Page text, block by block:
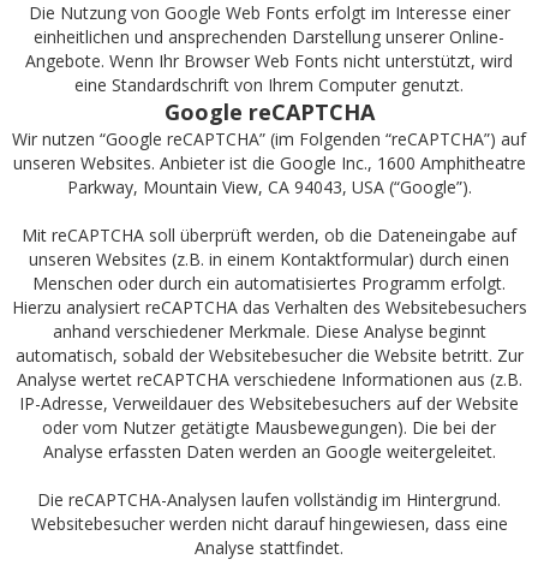
Die Nutzung von Google Web Fonts erfolgt im Interesse einer
einheitlichen und ansprechenden Darstellung unserer Online-
Angebote. Wenn Ihr Browser Web Fonts nicht unterstützt, wird
eine Standardschrift von Ihrem Computer genutzt.
Google reCAPTCHA
Wir nutzen “Google reCAPTCHA” (im Folgenden “reCAPTCHA”) auf
unseren Websites. Anbieter ist die Google Inc., 1600 Amphitheatre
Parkway, Mountain View, CA 94043, USA (“Google”).
Mit reCAPTCHA soll überprüft werden, ob die Dateneingabe auf
unseren Websites (z.B. in einem Kontaktformular) durch einen
Menschen oder durch ein automatisiertes Programm erfolgt.
Hierzu analysiert reCAPTCHA das Verhalten des Websitebesuchers
anhand verschiedener Merkmale. Diese Analyse beginnt
automatisch, sobald der Websitebesucher die Website betritt. Zur
Analyse wertet reCAPTCHA verschiedene Informationen aus (z.B.
IP-Adresse, Verweildauer des Websitebesuchers auf der Website
oder vom Nutzer getätigte Mausbewegungen). Die bei der
Analyse erfassten Daten werden an Google weitergeleitet.
Die reCAPTCHA-Analysen laufen vollständig im Hintergrund.
Websitebesucher werden nicht darauf hingewiesen, dass eine
Analyse stattfindet.